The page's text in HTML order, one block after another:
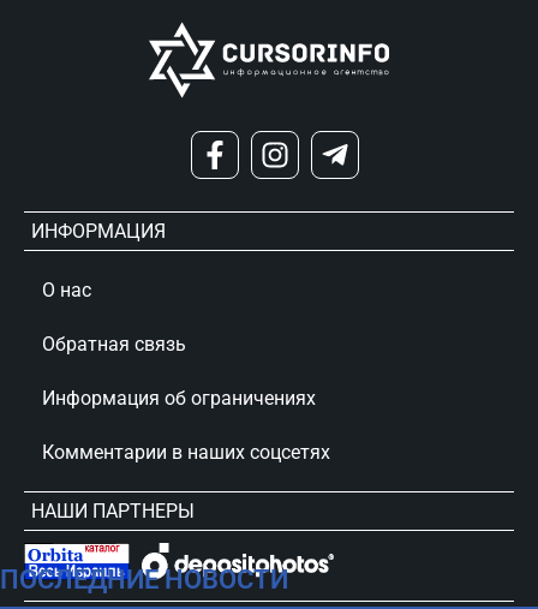
ПОСЛЕДНИЕ НОВОСТИ
ИНФОРМАЦИЯ
О нас
Обратная связь
Информация об ограничениях
Комментарии в наших соцсетях
НАШИ ПАРТНЕРЫ